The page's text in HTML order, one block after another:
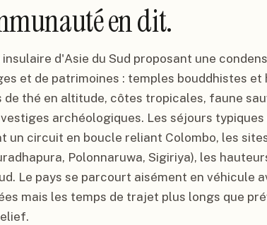
en dit.
d'Asie du Sud proposant une
et de patrimoines : temples bouddhistes et
thé en altitude, côtes tropicales, faune
archéologiques. Les séjours
un circuit en boucle reliant Colombo, les
Polonnaruwa, Sigiriya), les
Le pays se parcourt aisément en véhicule
mais les temps de trajet plus longs que